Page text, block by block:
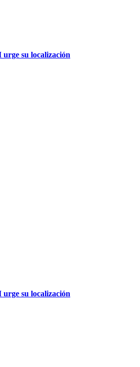
su localización
su localización